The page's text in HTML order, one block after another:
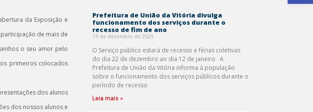
da Exposição e
de mais de
o seu amor pelo
primeiros colocados
dos alunos
dos nossos alunos e
Prefeitura de União da Vitória divulga
funcionamento dos serviços durante o
recesso de fim de ano
19 de dezembro de 2025
O Serviço público estará de recesso e férias coletivas
do dia 22 de dezembro ao dia 12 de janeiro A
Prefeitura de União da Vitória informa à população
sobre o funcionamento dos serviços públicos durante o
período de recesso
Leia mais »